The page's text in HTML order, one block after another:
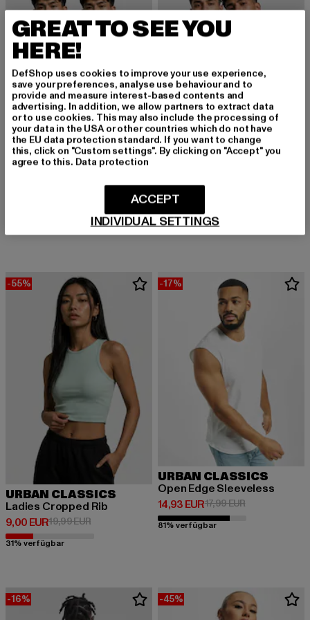
Derzeitiger Preis: 20,99 EUR
27,99 EURAktionspreis: 27,99 EUR
URBAN CLASSICS
Jersey Loose 2-Pack
19,87 EUR
Derzeitiger Preis: 19,87 EUR
27,99 EUR
-55%
URBAN CLASSICS
Ladies Cropped Rib
9,00 EUR
Derzeitiger Preis: 9,00 EUR
19,99 EURAktionspreis: 19,99 EUR
31% verfügbar
-17%
URBAN CLASSICS
Open Edge Sleeveless
14,93 EUR
Derzeitiger Preis: 14,93 EUR
17,99 EURAktionspreis:
81% verfügbar
-16% -45%
GREAT TO SEE YOU
HERE!
DefShop uses cookies to improve your use experience,
save your preferences, analyse use behaviour and to
provide and measure interest-based contents and
advertising. In addition, we allow partners to extract data
or to use cookies. This may also include the processing of
your data in the USA or other countries which do not have
the EU data protection standard. If you want to change
this, click on "Custom settings". By clicking on "Accept" you
agree to this. Data protection
INDIVIDUAL SETTINGS
ACCEPT